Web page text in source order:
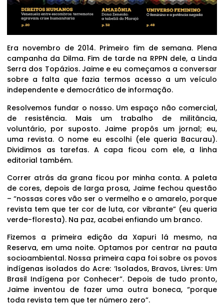
Era novembro de 2014. Primeiro fim de semana. Plena
campanha da Dilma. Fim de tarde na RPPN dele, a Linda
Serra dos Topázios. Jaime e eu começamos a conversar
sobre a falta que fazia termos acesso a um veículo
independente e democrático de informação.
Resolvemos fundar o nosso. Um espaço não comercial,
de resistência. Mais um trabalho de militância,
voluntário, por suposto. Jaime propôs um jornal; eu,
uma revista. O nome eu escolhi (ele queria Bacurau).
Dividimos as tarefas. A capa ficou com ele, a linha
editorial também.
Correr atrás da grana ficou por minha conta. A paleta
de cores, depois de larga prosa, Jaime fechou questão
– “nossas cores vão ser o vermelho e o amarelo, porque
revista tem que ter cor de luta, cor vibrante” (eu queria
verde-floresta). Na paz, acabei enfiando um branco.
Fizemos a primeira edição da Xapuri lá mesmo, na
Reserva, em uma noite. Optamos por centrar na pauta
socioambiental. Nossa primeira capa foi sobre os povos
indígenas isolados do Acre: ‘Isolados, Bravos, Livres: Um
Brasil Indígena por Conhecer”. Depois de tudo pronto,
Jaime inventou de fazer uma outra boneca, “porque
toda revista tem que ter número zero”.